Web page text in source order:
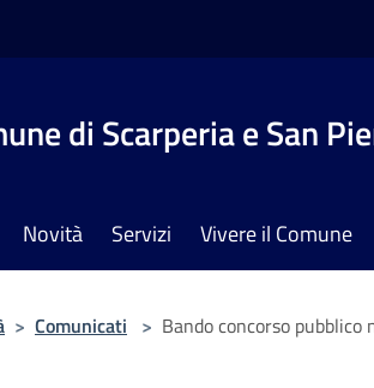
di Scarperia e San
Novità Servizi Vivere il Comune
> Comunicati > Bando concorso pubblico